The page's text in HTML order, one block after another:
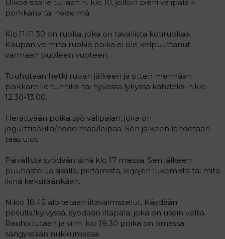
Ulkoa sisälle tullaan n. klo 10, jolloin pieni välipala =
porkkana tai hedelmä.
Klo.11-11.30 on ruoka, joka on tavallista kotiruokaa.
Kaupan valmiita ruokia poika ei ole kelpuuttanut
varmaan puoleen vuoteen.
Touhutaan hetki ruoan jälkeen ja sitten mennään
päikkäreille tunniksi tai hyvässä lykyssä kahdeksi n.klo
12.30-13.00.
Herättyään poika syö välipalan, joka on
jogurttia/viiliä/hedelmää/leipää. Sen jälkeen lähdetään
taas ulos.
Päivällistä syödään siinä klo 17 maissa. Sen jälkeen
puuhastelua sisällä, piirtämistä, kirjojen lukemista tai mitä
ikinä keksitäänkään.
N.klo 18.45 aloitetaan iltavalmistelut. Käydään
pesulla/kylvyssä, syödään iltapala, joka on usein velliä.
Rauhoitutaan ja viim. klo 19.30 poika on omassa
sängyssään nukkumassa.